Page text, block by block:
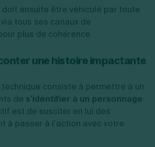
ensuite être véhiculé par toute
tous ses canaux de
plus de cohérence.
une histoire impactante
technique consiste à permettre à un
de s’identifier à un personnage
est de susciter en lui des
à passer à l’action avec votre